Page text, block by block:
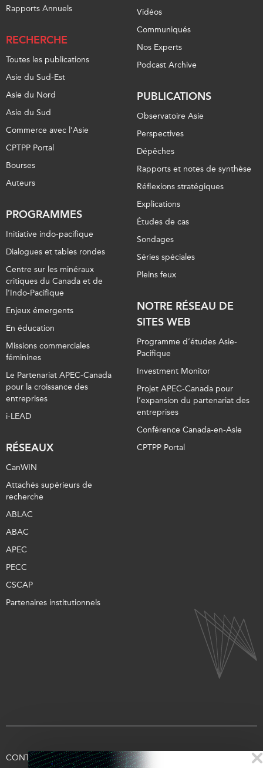
l’Indo-Pacifique
En éducation
Missions commerciales
féminines
Le Partenariat APEC-
des entreprises
i-LEAD
RÉSEAUX
CanWIN
recherche
ABLAC
ABAC
APEC
PECC
SITES WEB
Pacifique
Projet APEC-Canada pour
l’expansion du partenariat
Asie
CPTPP Portal
Rapports Annuels
RECHERCHE
Toutes les publications
Asie du Sud-Est
Asie du Nord
Asie du Sud
Commerce avec l’Asie
CPTPP Portal
Bourses
Auteurs
PROGRAMMES
Initiative indo-pacifique
Dialogues et tables rondes
Centre sur les minéraux
critiques du Canada et de
l’Indo-Pacifique
Enjeux émergents
En éducation
Missions commerciales
féminines
Le Partenariat APEC-Canada
pour la croissance des
entreprises
i-LEAD
RÉSEAUX
CanWIN
Attachés supérieurs de
recherche
ABLAC
ABAC
APEC
PECC
CSCAP
Partenaires institutionnels
Vidéos
Communiqués
Nos Experts
Podcast Archive
PUBLICATIONS
Observatoire Asie
Perspectives
Dépêches
Rapports et notes de synthèse
Réflexions stratégiques
Explications
Études de cas
Sondages
Séries spéciales
Pleins feux
NOTRE RÉSEAU DE
SITES WEB
Programme d’études Asie-
Pacifique
Investment Monitor
Projet APEC-Canada pour
l’expansion du partenariat des
entreprises
Conférence Canada-en-Asie
CPTPP Portal
CONTACTEZ-NOUS CONDITIONS D’UTILISATION